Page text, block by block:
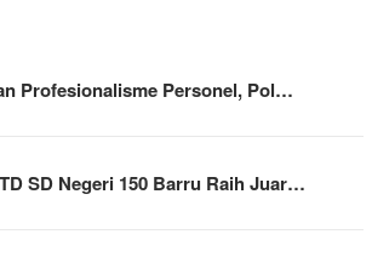
Profesionalisme Personel, Pol…
SD Negeri 150 Barru Raih Juar…